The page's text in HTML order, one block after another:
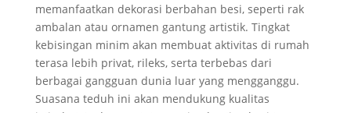
memanfaatkan dekorasi berbahan besi, seperti rak
ambalan atau ornamen gantung artistik. Tingkat
kebisingan minim akan membuat aktivitas di rumah
terasa lebih privat, rileks, serta terbebas dari
berbagai gangguan dunia luar yang mengganggu.
Suasana teduh ini akan mendukung kualitas